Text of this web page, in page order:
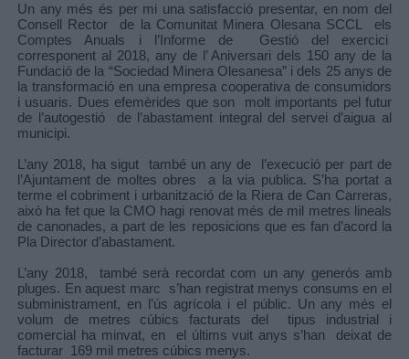
Un any més és per mi una satisfacció presentar, en nom del
Consell Rector de la Comunitat Minera Olesana SCCL els
Comptes Anuals i l’Informe de Gestió del exercici
corresponent al 2018, any de l’ Aniversari dels 150 any de la
Fundació de la “Sociedad Minera Olesanesa” i dels 25 anys de
la transformació en una empresa cooperativa de consumidors
i usuaris. Dues efemèrides que son molt importants pel futur
de l’autogestió de l’abastament integral del servei d’aigua al
municipi.
L’any 2018, ha sigut també un any de l’execució per part de
l’Ajuntament de moltes obres a la via publica. S’ha portat a
terme el cobriment i urbanització de la Riera de Can Carreras,
això ha fet que la CMO hagi renovat més de mil metres lineals
de canonades, a part de les reposicions que es fan d’acord la
Pla Director d’abastament.
L’any 2018, també serà recordat com un any generós amb
pluges. En aquest marc s’han registrat menys consums en el
subministrament, en l’ús agrícola i el públic. Un any més el
volum de metres cúbics facturats del tipus industrial i
comercial ha minvat, en el últims vuit anys s’han deixat de
facturar 169 mil metres cúbics menys.